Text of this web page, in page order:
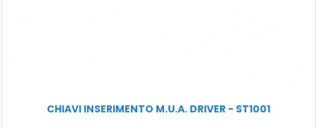
CHIAVI INSERIMENTO M.U.A. DRIVER - ST1001